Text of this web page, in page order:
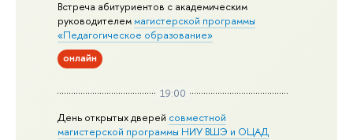
Встреча абитуриентов с академическим
руководителеммагистерской программы
«Педагогическое образование»
онлайн
19:00
День открытых дверей совместной
магистерской программы НИУ ВШЭ и ОЦАД